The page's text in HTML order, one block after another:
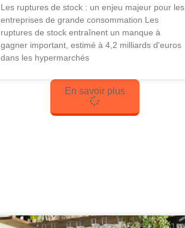
Les ruptures de stock : un enjeu majeur pour les
entreprises de grande consommation Les
ruptures de stock entraînent un manque à
gagner important, estimé à 4,2 milliards d'euros
dans les hypermarchés
En savoir plus